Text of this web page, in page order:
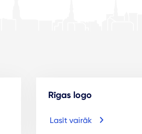
Rīgas logo
Lasīt vairāk